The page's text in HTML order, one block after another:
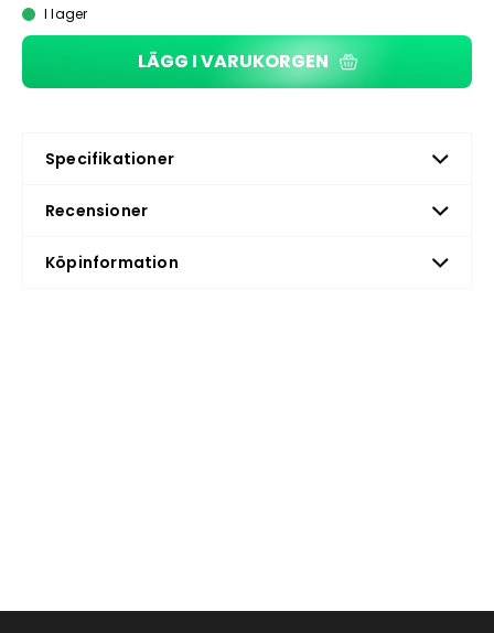
I lager
LÄGG I VARUKORGEN
Specifikationer
Recensioner
Köpinformation